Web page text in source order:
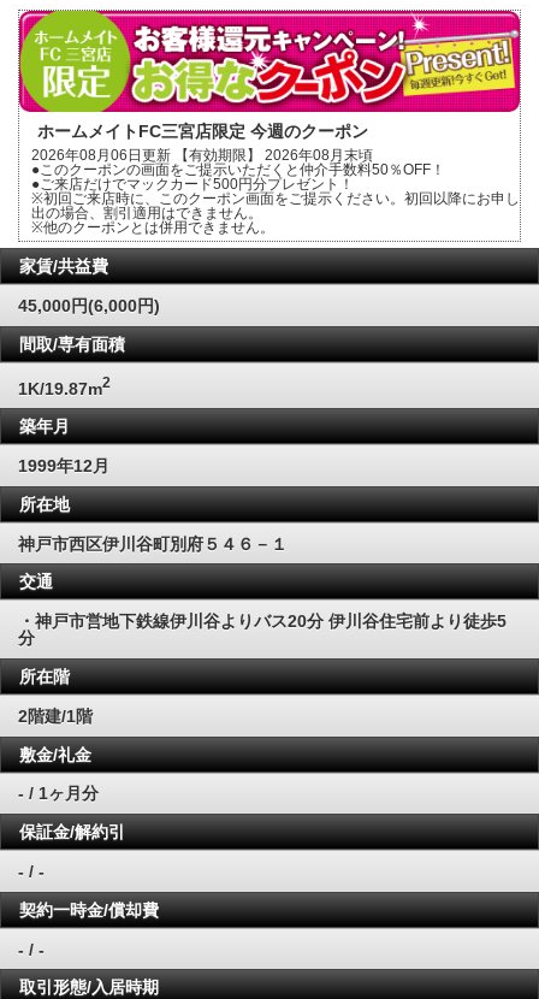
ホームメイトFC三宮店限定 今週のクーポン
2026年08月06日更新 【有効期限】 2026年08月末頃
●このクーポンの画面をご提示いただくと仲介手数料50％OFF！
●ご来店だけでマックカード500円分プレゼント！
※初回ご来店時に、このクーポン画面をご提示ください。初回以降にお申し
出の場合、割引適用はできません。
※他のクーポンとは併用できません。
家賃/共益費
45,000円(6,000円)
間取/専有面積
1K/19.87m2
築年月
1999年12月
所在地
神戸市西区伊川谷町別府５４６－１
交通
・神戸市営地下鉄線伊川谷よりバス20分 伊川谷住宅前より徒歩5
分
所在階
2階建/1階
敷金/礼金
- / 1ヶ月分
保証金/解約引
- / -
契約一時金/償却費
- / -
取引形態/入居時期